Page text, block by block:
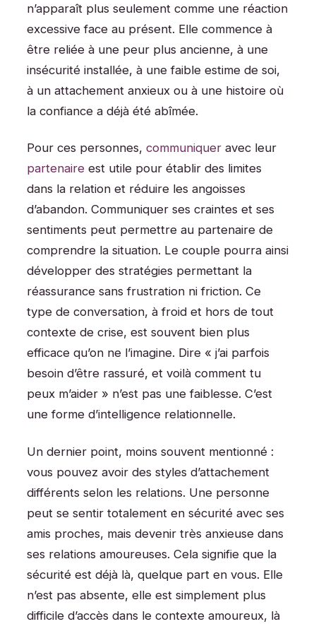
n’apparaît plus seulement comme une réaction
excessive face au présent. Elle commence à
être reliée à une peur plus ancienne, à une
insécurité installée, à une faible estime de soi,
à un attachement anxieux ou à une histoire où
la confiance a déjà été abîmée.
Pour ces personnes, communiquer avec leur
partenaire est utile pour établir des limites
dans la relation et réduire les angoisses
d’abandon. Communiquer ses craintes et ses
sentiments peut permettre au partenaire de
comprendre la situation. Le couple pourra ainsi
développer des stratégies permettant la
réassurance sans frustration ni friction. Ce
type de conversation, à froid et hors de tout
contexte de crise, est souvent bien plus
efficace qu’on ne l’imagine. Dire « j’ai parfois
besoin d’être rassuré, et voilà comment tu
peux m’aider » n’est pas une faiblesse. C’est
une forme d’intelligence relationnelle.
Un dernier point, moins souvent mentionné :
vous pouvez avoir des styles d’attachement
différents selon les relations. Une personne
peut se sentir totalement en sécurité avec ses
amis proches, mais devenir très anxieuse dans
ses relations amoureuses. Cela signifie que la
sécurité est déjà là, quelque part en vous. Elle
n’est pas absente, elle est simplement plus
difficile d’accès dans le contexte amoureux, là